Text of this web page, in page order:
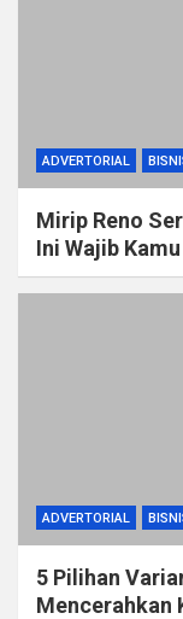
ADVERTORIAL
Mirip Reno
Ini Wajib
ADVERTORIAL
5 Pilihan
Mencerahkan